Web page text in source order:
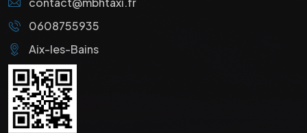
0608755935
Aix-les-Bains